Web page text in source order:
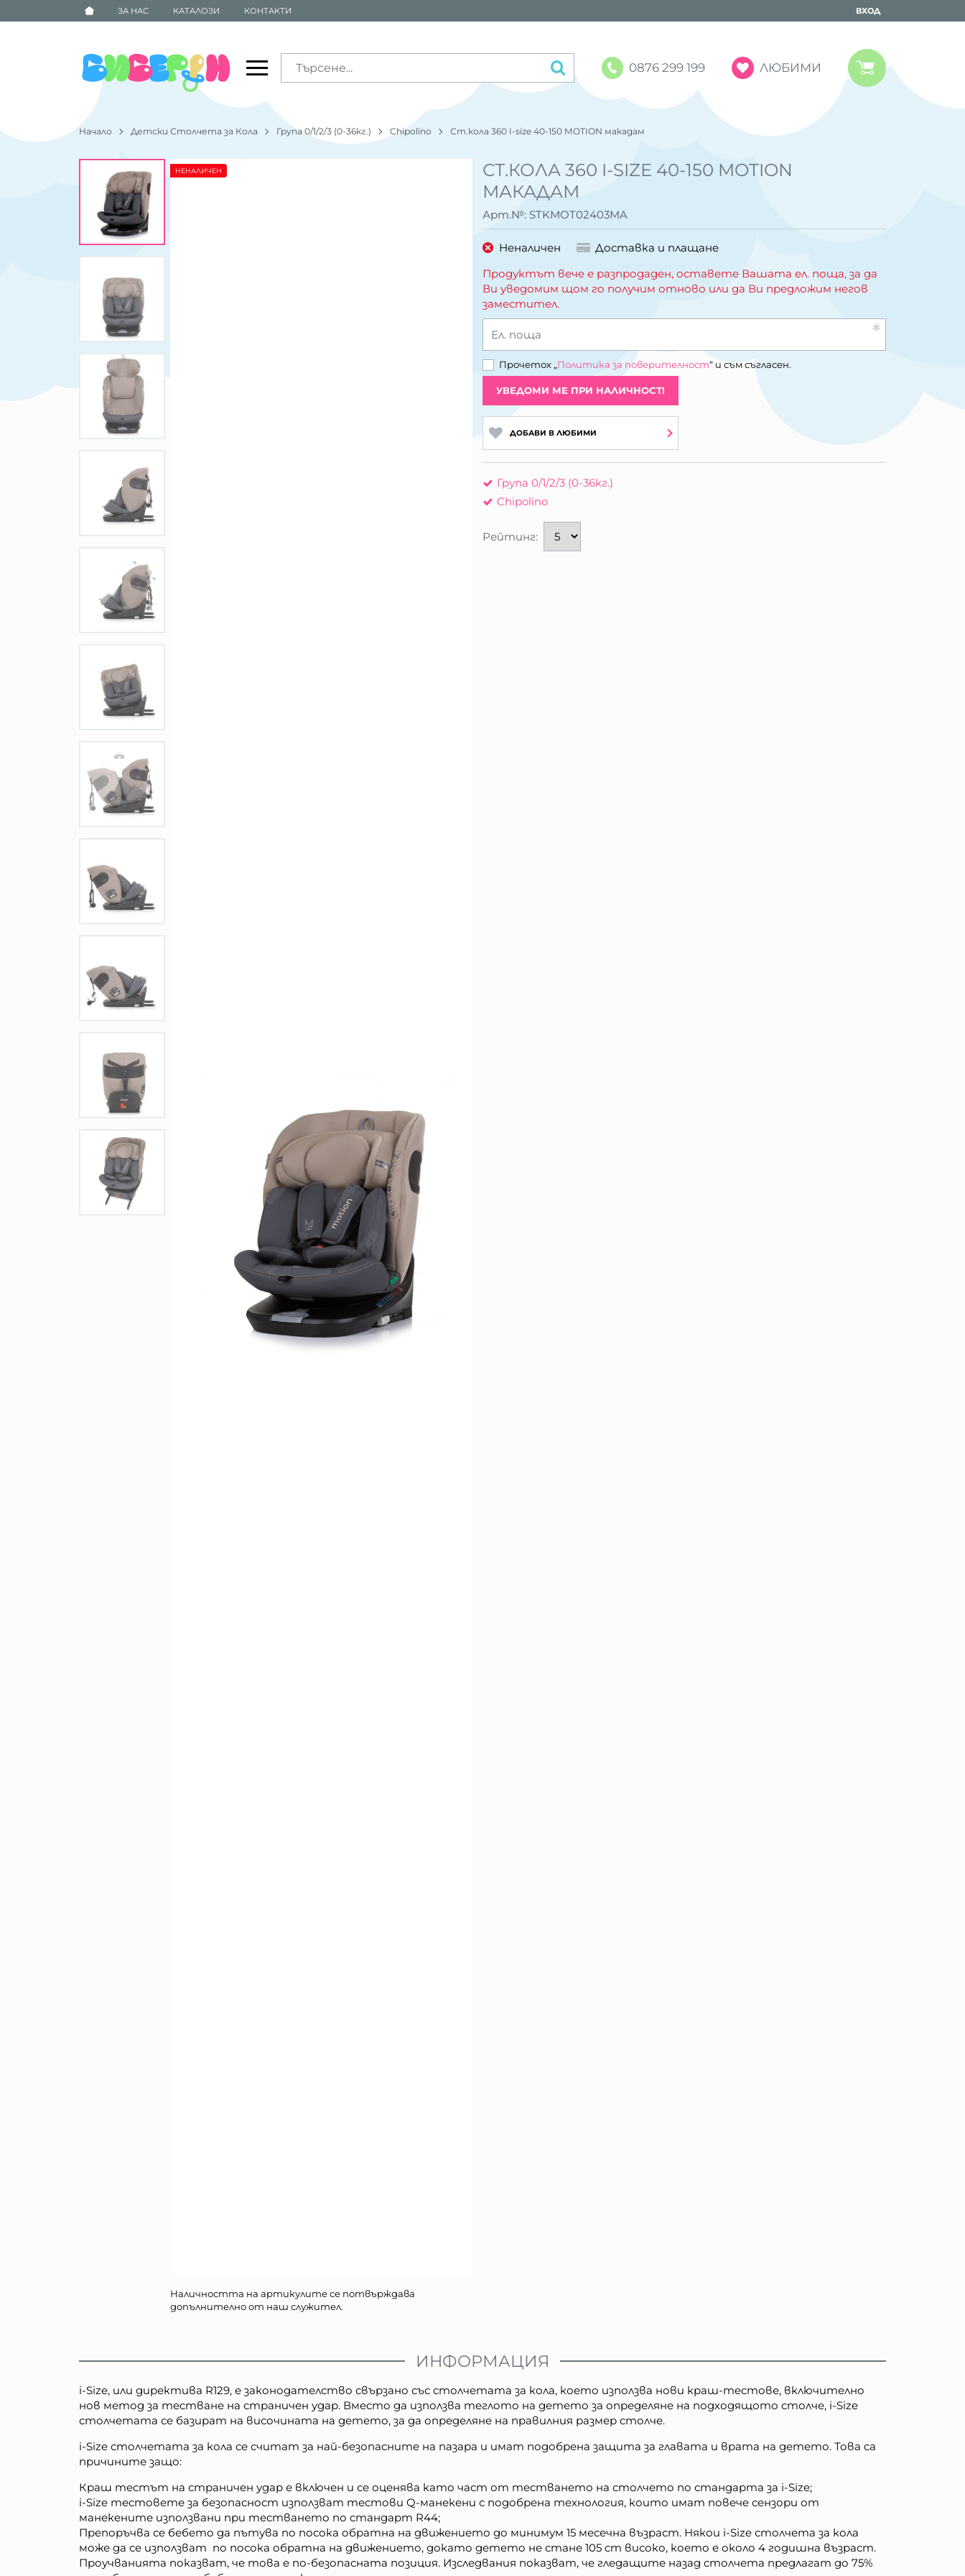
ЗА НАС КАТАЛОЗИ КОНТАКТИ ВХОД
0876 299 199 ЛЮБИМИ
Начало Детски Столчета за Кола Група 0/1/2/3 (0-36кг.) Chipolino Ст.кола 360 I-size 40-150 MOTION макадам
СТ.КОЛА 360 I-SIZE 40-150 MOTION
МАКАДАМ
Арт.№: STKMOT02403MA
Наличността на артикулите се потвърждава
допълнително от наш служител.
НЕНАЛИЧЕН
Неналичен
Доставка и плащане
Продуктът вече е разпродаден, оставете Вашата ел. поща, за да
Ви уведомим щом го получим отново или да Ви предложим негов
заместител.
Ел. поща
Прочетох „Политика за поверителност“ и съм съгласен.
УВЕДОМИ МЕ ПРИ НАЛИЧНОСТ!
ДОБАВИ В ЛЮБИМИ
Група 0/1/2/3 (0-36кг.)
Chipolino
Рейтинг:
ИНФОРМАЦИЯ
i-Size, или директива R129, е законодателство свързано със столчетата за кола, което използва нови краш-тестове, включително
нов метод за тестване на страничен удар. Вместо да използва теглото на детето за определяне на подходящото столче, i-Size
столчетата се базират на височината на детето, за да определяне на правилния размер столче.
i-Size столчетата за кола се считат за най-безопасните на пазара и имат подобрена защита за главата и врата на детето. Това са
причините защо:
Краш тестът на страничен удар е включен и се оценява като част от тестването на столчето по стандарта за i-Size;
i-Size тестовете за безопасност използват тестови Q-манекени с подобрена технология, които имат повече сензори от
манекените използвани при тестването по стандарт R44;
Препоръчва се бебето да пътува по посока обратна на движението до минимум 15 месечна възраст. Някои i-Size столчета за кола
може да се използват по посока обратна на движението, докато детето не стане 105 cm високо, което е около 4 годишна възраст.
Проучванията показват, че това е по-безопасната позиция. Изследвания показват, че гледащите назад столчета предлагат до 75%